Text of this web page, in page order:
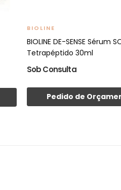
BIOLINE
BIOLINE DE-SENSE Sérum
Tetrapéptido 30ml
Sob Consulta
Pedido de